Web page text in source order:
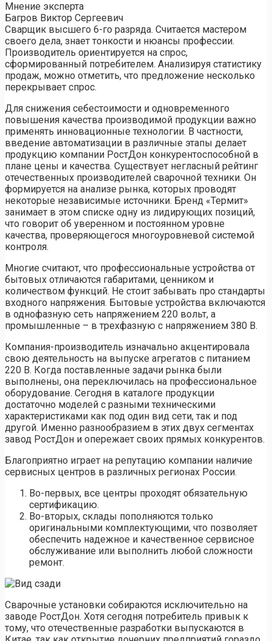
Мнение эксперта
Багров Виктор Сергеевич
Сварщик высшего 6-го разряда. Считается мастером
своего дела, знает тонкости и нюансы профессии.
Производитель ориентируется на спрос,
сформированный потребителем. Анализируя статистику
продаж, можно отметить, что предложение несколько
перекрывает спрос.
Для снижения себестоимости и одновременного
повышения качества производимой продукции важно
применять инновационные технологии. В частности,
введение автоматизации в различные этапы делает
продукцию компании РостДон конкурентоспособной в
плане цены и качества. Существует негласный рейтинг
отечественных производителей сварочной техники. Он
формируется на анализе рынка, которых проводят
некоторые независимые источники. Бренд «Термит»
занимает в этом списке одну из лидирующих позиций,
что говорит об уверенном и постоянном уровне
качества, проверяющегося многоуровневой системой
контроля.
Многие считают, что профессиональные устройства от
бытовых отличаются габаритами, ценником и
количеством функций. Не стоит забывать про стандарты
входного напряжения. Бытовые устройства включаются
в однофазную сеть напряжением 220 вольт, а
промышленные – в трехфазную с напряжением 380 В.
Компания-производитель изначально акцентировала
свою деятельность на выпуске агрегатов с питанием
220 В. Когда поставленные задачи рынка были
выполнены, она переключилась на профессиональное
оборудование. Сегодня в каталоге продукции
достаточно моделей с разными техническими
характеристиками как под один вид сети, так и под
другой. Именно разнообразием в этих двух сегментах
завод РостДон и опережает своих прямых конкурентов.
Благоприятно играет на репутацию компании наличие
сервисных центров в различных регионах России.
Во-первых, все центры проходят обязательную
сертификацию.
Во-вторых, склады пополняются только
оригинальными комплектующими, что позволяет
обеспечить надежное и качественное сервисное
обслуживание или выполнить любой сложности
ремонт.
Сварочные установки собираются исключительно на
заводе РостДон. Хотя сегодня потребитель привык к
тому, что отечественные разработки выпускаются в